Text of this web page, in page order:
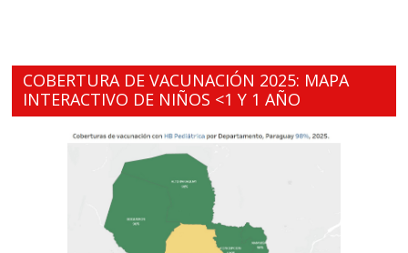
COBERTURA DE VACUNACIÓN 2025: MAPA
INTERACTIVO DE NIÑOS <1 Y 1 AÑO